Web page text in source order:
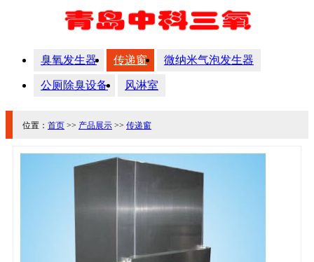
臭氧发生器 传递窗 微纳米气泡发生器
公厕除臭设备 风淋室
位置： 首页 >> 产品展示 >> 传递窗